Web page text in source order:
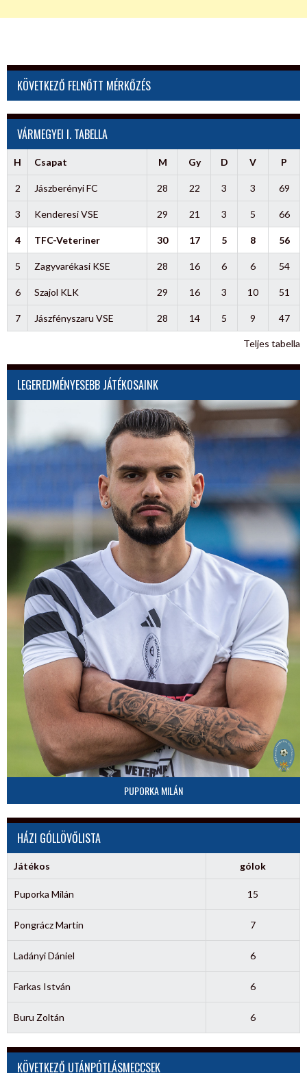
KÖVETKEZŐ FELNŐTT MÉRKŐZÉS
VÁRMEGYEI I. TABELLA
H Csapat M Gy D V P
2 Jászberényi FC 28 22 3 3 69
3 Kenderesi VSE 29 21 3 5 66
4 TFC-Veteriner 30 17 5 8 56
5 Zagyvarékasi KSE 28 16 6 6 54
6 Szajol KLK 29 16 3 10 51
7 Jászfényszaru VSE 28 14 5 9 47
Teljes tabella
LEGEREDMÉNYESEBB JÁTÉKOSAINK
PUPORKA MILÁN
HÁZI GÓLLÖVŐLISTA
Játékos gólok
Puporka Milán 15
Pongrácz Martin 7
Ladányi Dániel 6
Farkas István 6
Buru Zoltán 6
KÖVETKEZŐ UTÁNPÓTLÁSMECCSEK